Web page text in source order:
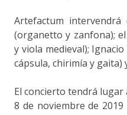
Artefactum intervendrá
(organetto y zanfona);
y viola medieval);
cápsula, chirimía y gaita)
El concierto tendrá lugar
8 de noviembre de